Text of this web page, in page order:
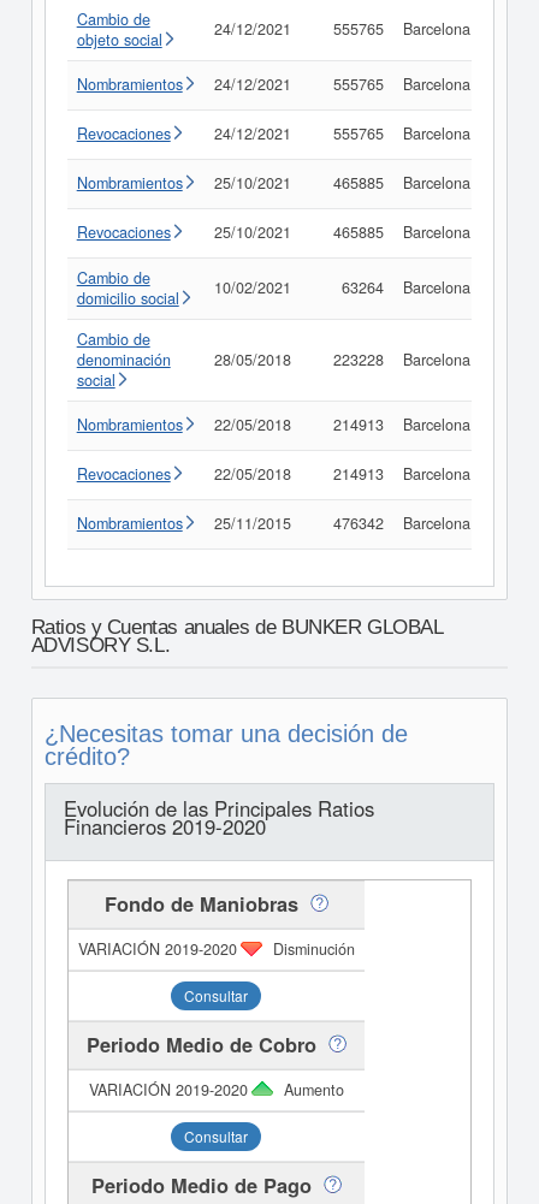
Cambio de
objeto social
24/12/2021 555765 Barcelona
Nombramientos 24/12/2021 555765 Barcelona
Revocaciones 24/12/2021 555765 Barcelona
Nombramientos 25/10/2021 465885 Barcelona
Revocaciones 25/10/2021 465885 Barcelona
Cambio de
domicilio social
10/02/2021 63264 Barcelona
Cambio de
denominación
social
28/05/2018 223228 Barcelona
Nombramientos 22/05/2018 214913 Barcelona
Revocaciones 22/05/2018 214913 Barcelona
Nombramientos 25/11/2015 476342 Barcelona
Ratios y Cuentas anuales de BUNKER GLOBAL
ADVISORY S.L.
¿Necesitas tomar una decisión de
crédito?
Evolución de las Principales Ratios
Financieros 2019-2020
Fondo de Maniobras
Disminución
Consultar
Periodo Medio de Cobro
Aumento
Consultar
Periodo Medio de Pago